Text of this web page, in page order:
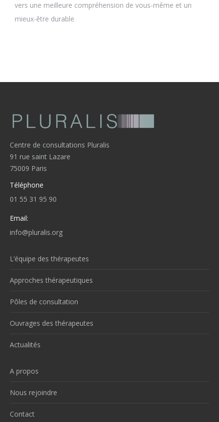
vers une meilleure compréhension de vous-même et un
mieux-être durable
Centre de consultations Pluralis
91 rue saint Lazare
75009 Paris
Téléphone
01 55 31 95 90
Email:
info@pluralis.org
L’équipe des thérapeutes
Approches thérapeutiques
Pôles de consultation
Ouvrages des thérapeutes
Actualités
A propos
Nous rejoindre
Contact